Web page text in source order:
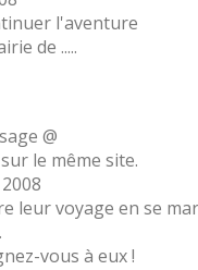
l'aventure
de .....
@
le même site.
leur voyage en se
vous à eux !